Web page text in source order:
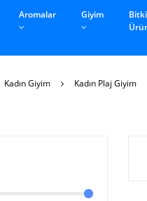
Aromalar Giyim
Kadın Giyim Kadın Plaj Giyim